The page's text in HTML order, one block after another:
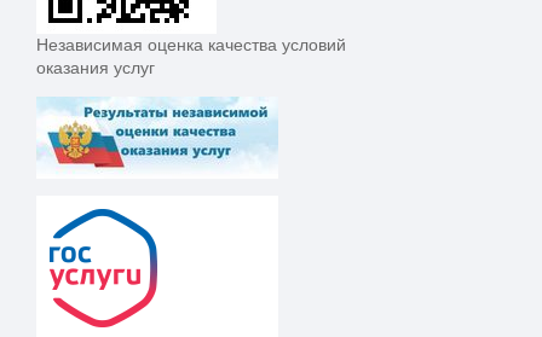
Независимая оценка качества условий
оказания услуг